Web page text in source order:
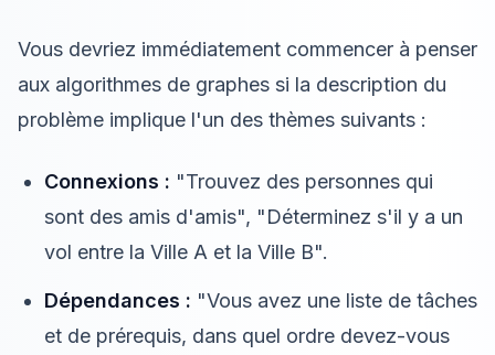
Vous devriez immédiatement commencer à penser
aux algorithmes de graphes si la description du
problème implique l'un des thèmes suivants :
Connexions : "Trouvez des personnes qui
sont des amis d'amis", "Déterminez s'il y a un
vol entre la Ville A et la Ville B".
Dépendances : "Vous avez une liste de tâches
et de prérequis, dans quel ordre devez-vous